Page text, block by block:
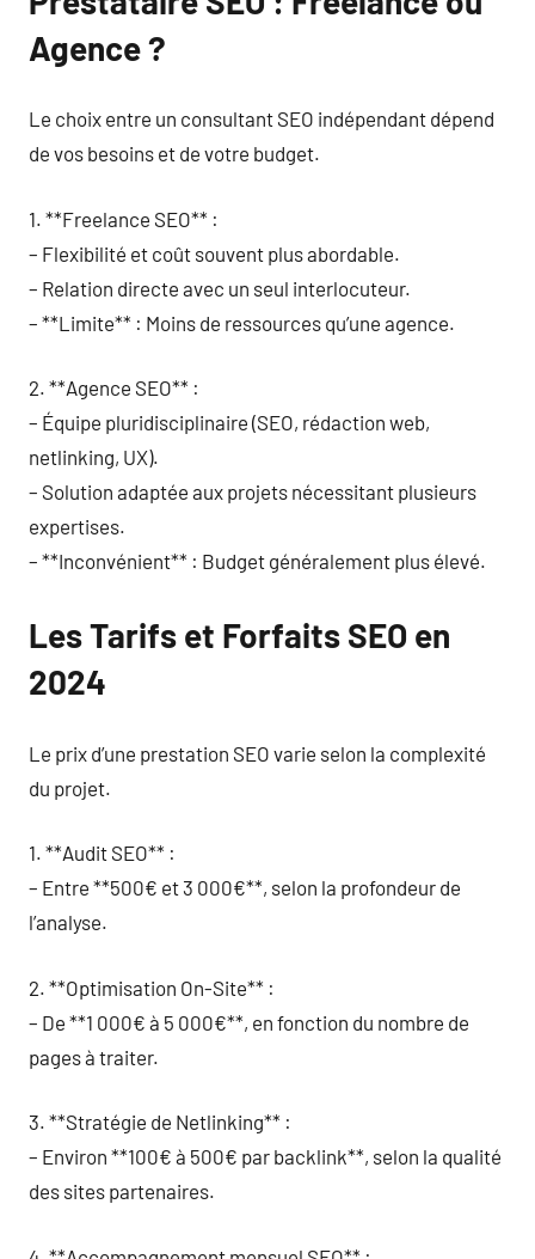
Agence ?
Le choix entre un consultant SEO indépendant dépend
de vos besoins et de votre budget.
1. **Freelance SEO** :
– Flexibilité et coût souvent plus abordable.
– Relation directe avec un seul interlocuteur.
– **Limite** : Moins de ressources qu’une agence.
2. **Agence SEO** :
– Équipe pluridisciplinaire (SEO, rédaction web,
netlinking, UX).
– Solution adaptée aux projets nécessitant plusieurs
expertises.
– **Inconvénient** : Budget généralement plus élevé.
Les Tarifs et Forfaits SEO en
2024
Le prix d’une prestation SEO varie selon la complexité
du projet.
1. **Audit SEO** :
– Entre **500€ et 3 000€**, selon la profondeur de
l’analyse.
2. **Optimisation On-Site** :
– De **1 000€ à 5 000€**, en fonction du nombre de
pages à traiter.
3. **Stratégie de Netlinking** :
– Environ **100€ à 500€ par backlink**, selon la qualité
des sites partenaires.